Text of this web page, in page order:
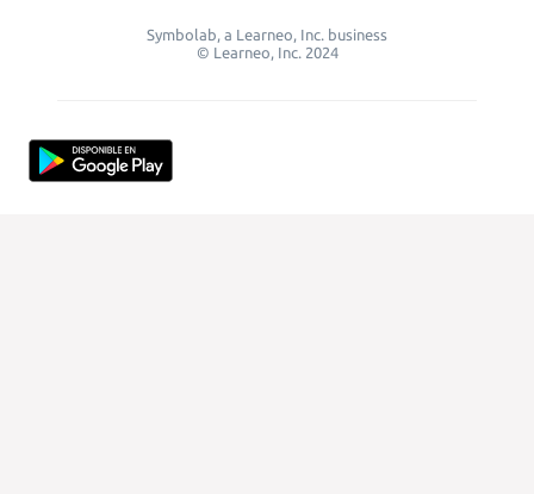
Symbolab, a Learneo, Inc. business
© Learneo, Inc. 2024